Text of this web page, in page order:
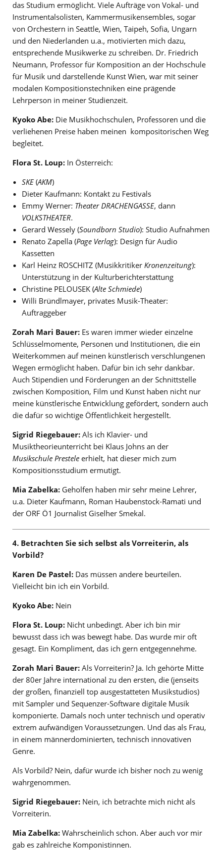
das Studium ermöglicht. Viele Aufträge von Vokal- und
Instrumentalsolisten, Kammermusikensembles, sogar
von Orchestern in Seattle, Wien, Taipeh, Sofia, Ungarn
und den Niederlanden u.a., motivierten mich dazu,
entsprechende Musikwerke zu schreiben. Dr. Friedrich
Neumann, Professor für Komposition an der Hochschule
für Musik und darstellende Kunst Wien, war mit seiner
modalen Kompositionstechniken eine prägende
Lehrperson in meiner Studienzeit.
Kyoko Abe: Die Musikhochschulen, Professoren und die
verliehenen Preise haben meinen kompositorischen Weg
begleitet.
Flora St. Loup: In Österreich:
SKE(AKM)
Dieter Kaufmann: Kontakt zu Festivals
Emmy Werner: Theater DRACHENGASSE, dann
VOLKSTHEATER.
Gerard Wessely (Soundborn Studio): Studio Aufnahmen
Renato Zapella (Page Verlag): Design für Audio
Kassetten
Karl Heinz ROSCHITZ (Musikkritiker Kronenzeitung):
Unterstützung in der Kulturberichterstattung
Christine PELOUSEK (Alte Schmiede)
Willi Bründlmayer, privates Musik-Theater:
Auftraggeber
Zorah Mari Bauer: Es waren immer wieder einzelne
Schlüsselmomente, Personen und Institutionen, die ein
Weiterkommen auf meinen künstlerisch verschlungenen
Wegen ermöglicht haben. Dafür bin ich sehr dankbar.
Auch Stipendien und Förderungen an der Schnittstelle
zwischen Komposition, Film und Kunst haben nicht nur
meine künstlerische Entwicklung gefördert, sondern auch
die dafür so wichtige Öffentlichkeit hergestellt.
Sigrid Riegebauer: Als ich Klavier- und
Musiktheorieunterricht bei Klaus Johns an der
Musikschule Prestele erhielt, hat dieser mich zum
Kompositionsstudium ermutigt.
Mia Zabelka: Geholfen haben mir sehr meine Lehrer,
u.a. Dieter Kaufmann, Roman Haubenstock-Ramati und
der ORF Ö1 Journalist Giselher Smekal.
4. Betrachten Sie sich selbst als Vorreiterin, als
Vorbild?
Karen De Pastel: Das müssen andere beurteilen.
Vielleicht bin ich ein Vorbild.
Kyoko Abe: Nein
Flora St. Loup: Nicht unbedingt. Aber ich bin mir
bewusst dass ich was bewegt habe. Das wurde mir oft
gesagt. Ein Kompliment, das ich gern entgegennehme.
Zorah Mari Bauer: Als Vorreiterin? Ja. Ich gehörte Mitte
der 80er Jahre international zu den ersten, die (jenseits
der großen, finanziell top ausgestatteten Musikstudios)
mit Sampler und Sequenzer-Software digitale Musik
komponierte. Damals noch unter technisch und operativ
extrem aufwändigen Voraussetzungen. Und das als Frau,
in einem männerdominierten, technisch innovativen
Genre.
Als Vorbild? Nein, dafür wurde ich bisher noch zu wenig
wahrgenommen.
Sigrid Riegebauer: Nein, ich betrachte mich nicht als
Vorreiterin.
Mia Zabelka: Wahrscheinlich schon. Aber auch vor mir
gab es zahlreiche Komponistinnen.